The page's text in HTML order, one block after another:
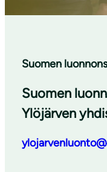
Suomen
Suomen
Ylöjärven